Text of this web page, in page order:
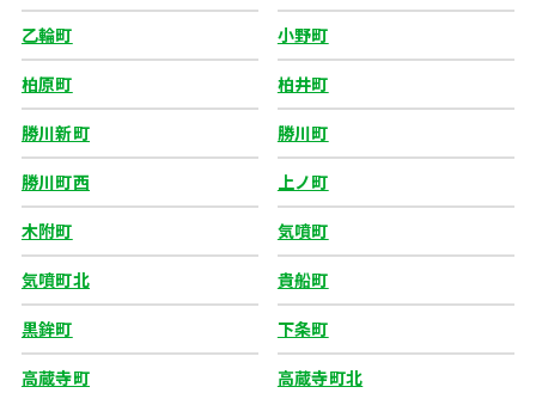
乙輪町 小野町
柏原町 柏井町
勝川新町 勝川町
勝川町西 上ノ町
木附町 気噴町
気噴町北 貴船町
黒鉾町 下条町
高蔵寺町 高蔵寺町北